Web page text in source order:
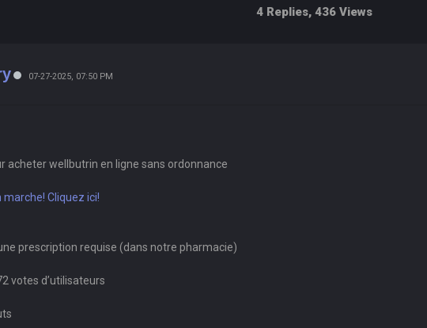
4 Replies, 436 Views
07-27-2025, 07:50 PM
acheter wellbutrin en ligne sans ordonnance
Cliquez ici!
prescription requise (dans notre pharmacie)
votes d’utilisateurs